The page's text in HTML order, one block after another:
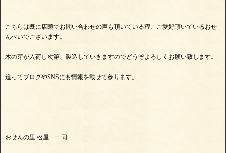
こちらは既に店頭でお問い合わせの声も頂いている程、ご愛好頂いているおせ
んべいでございます。
木の芽が入荷し次第、製造していきますのでどうぞよろしくお願い致します。
追ってブログやSNSにも情報を載せて参ります。
おせんの里 松屋 一同